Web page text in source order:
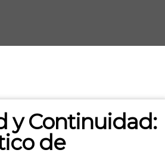
y Continuidad:
de